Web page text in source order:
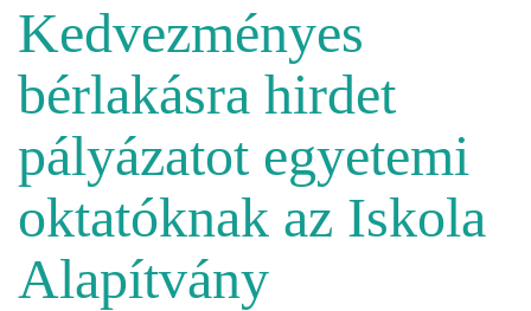
Kedvezményes
bérlakásra hirdet
pályázatot egyetemi
oktatóknak az Iskola
Alapítvány